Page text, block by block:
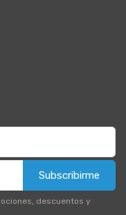
Subscribirme
descuentos y